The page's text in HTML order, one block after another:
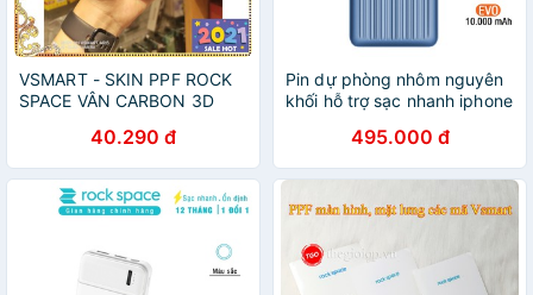
VSMART - SKIN PPF ROCK
SPACE VÂN CARBON 3D
40.290 đ
Pin dự phòng nhôm nguyên
khối hỗ trợ sạc nhanh iphone
- Hàng chính hãng bảo hành
12 tháng
495.000 đ